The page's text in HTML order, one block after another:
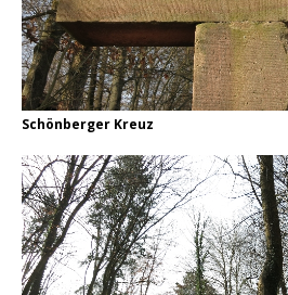
Schönberger Kreuz